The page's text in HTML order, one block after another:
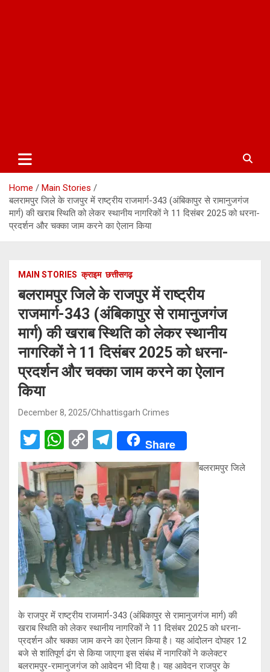
Home
Main Stories
बलरामपुर जिले के राजपुर में राष्ट्रीय राजमार्ग-343 (अंबिकापुर से रामानुजगंज
मार्ग) की खराब स्थिति को लेकर स्थानीय नागरिकों ने 11 दिसंबर 2025 को धरना-
प्रदर्शन और चक्का जाम करने का ऐलान किया
MAIN STORIES क्राइम छत्तीसगढ़
बलरामपुर जिले के राजपुर में राष्ट्रीय
राजमार्ग-343 (अंबिकापुर से रामानुजगंज
मार्ग) की खराब स्थिति को लेकर स्थानीय
नागरिकों ने 11 दिसंबर 2025 को धरना-
प्रदर्शन और चक्का जाम करने का ऐलान
किया
December 8, 2025 Chhattisgarh Crimes
T
wi
tt
er
W
h
at
s
A
p
p
C
o
py
Li
n
k
T
el
e
gr
a
m
Share
बलरामपुर जिले
के राजपुर में राष्ट्रीय राजमार्ग-343 (अंबिकापुर से रामानुजगंज मार्ग) की
खराब स्थिति को लेकर स्थानीय नागरिकों ने 11 दिसंबर 2025 को धरना-
प्रदर्शन और चक्का जाम करने का ऐलान किया है। यह आंदोलन दोपहर 12
बजे से शांतिपूर्ण ढंग से किया जाएगा इस संबंध में नागरिकों ने कलेक्टर
बलरामपुर-रामानुजगंज को आवेदन भी दिया है। यह आवेदन राजपुर के